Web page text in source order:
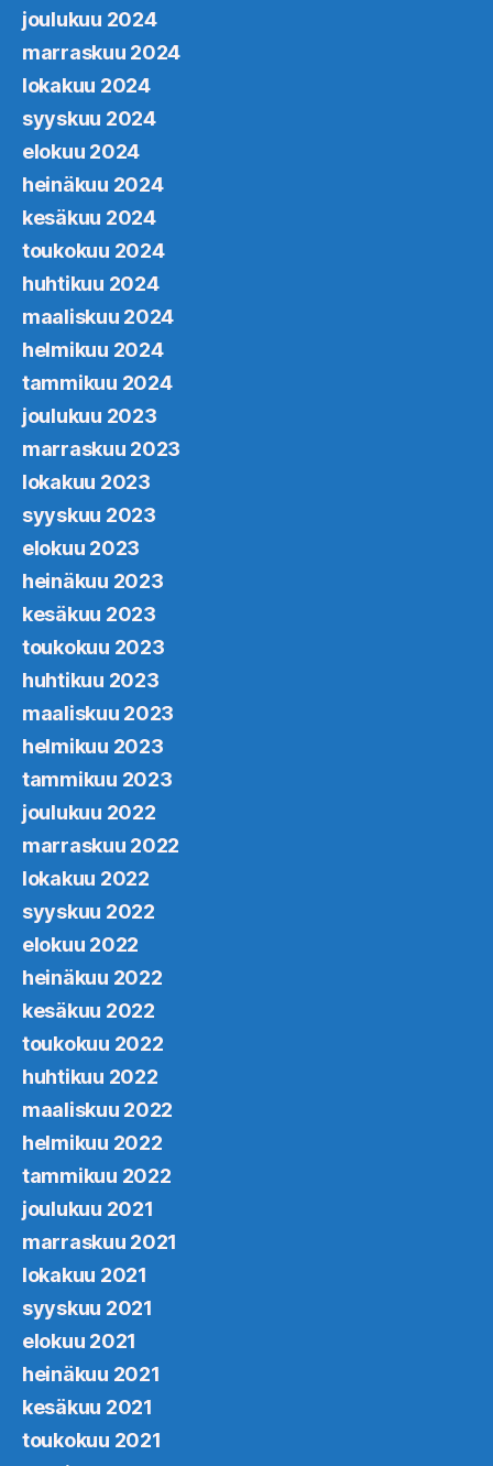
joulukuu 2024
marraskuu 2024
lokakuu 2024
syyskuu 2024
elokuu 2024
heinäkuu 2024
kesäkuu 2024
toukokuu 2024
huhtikuu 2024
maaliskuu 2024
helmikuu 2024
tammikuu 2024
joulukuu 2023
marraskuu 2023
lokakuu 2023
syyskuu 2023
elokuu 2023
heinäkuu 2023
kesäkuu 2023
toukokuu 2023
huhtikuu 2023
maaliskuu 2023
helmikuu 2023
tammikuu 2023
joulukuu 2022
marraskuu 2022
lokakuu 2022
syyskuu 2022
elokuu 2022
heinäkuu 2022
kesäkuu 2022
toukokuu 2022
huhtikuu 2022
maaliskuu 2022
helmikuu 2022
tammikuu 2022
joulukuu 2021
marraskuu 2021
lokakuu 2021
syyskuu 2021
elokuu 2021
heinäkuu 2021
kesäkuu 2021
toukokuu 2021